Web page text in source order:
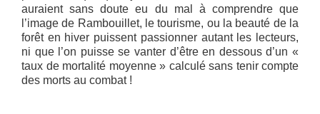
auraient sans doute eu du mal à comprendre que
l’image de Rambouillet, le tourisme, ou la beauté de la
forêt en hiver puissent passionner autant les lecteurs,
ni que l’on puisse se vanter d’être en dessous d’un «
taux de mortalité moyenne » calculé sans tenir compte
des morts au combat !